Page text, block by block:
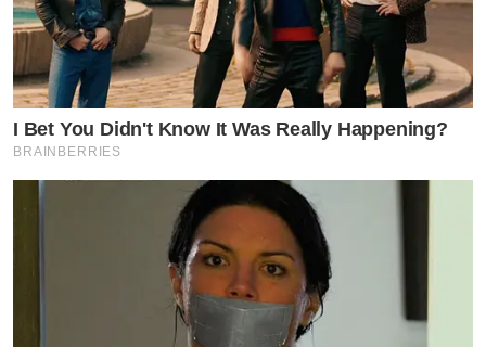
I Bet You Didn't Know It Was Really Happening?
BRAINBERRIES